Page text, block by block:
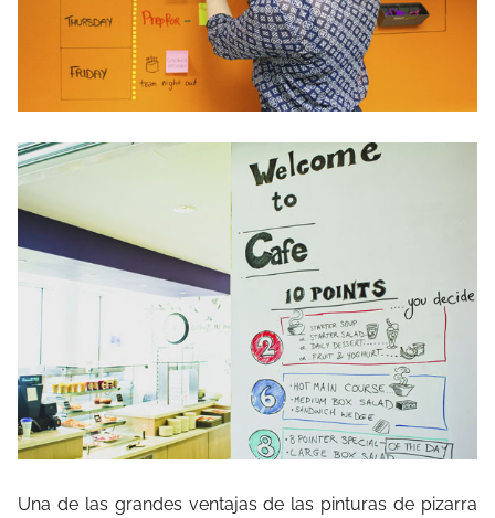
Una de las grandes ventajas de las pinturas de pizarra